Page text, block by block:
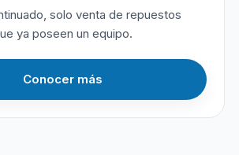
solo venta de repuestos
ya poseen un equipo.
Conocer más